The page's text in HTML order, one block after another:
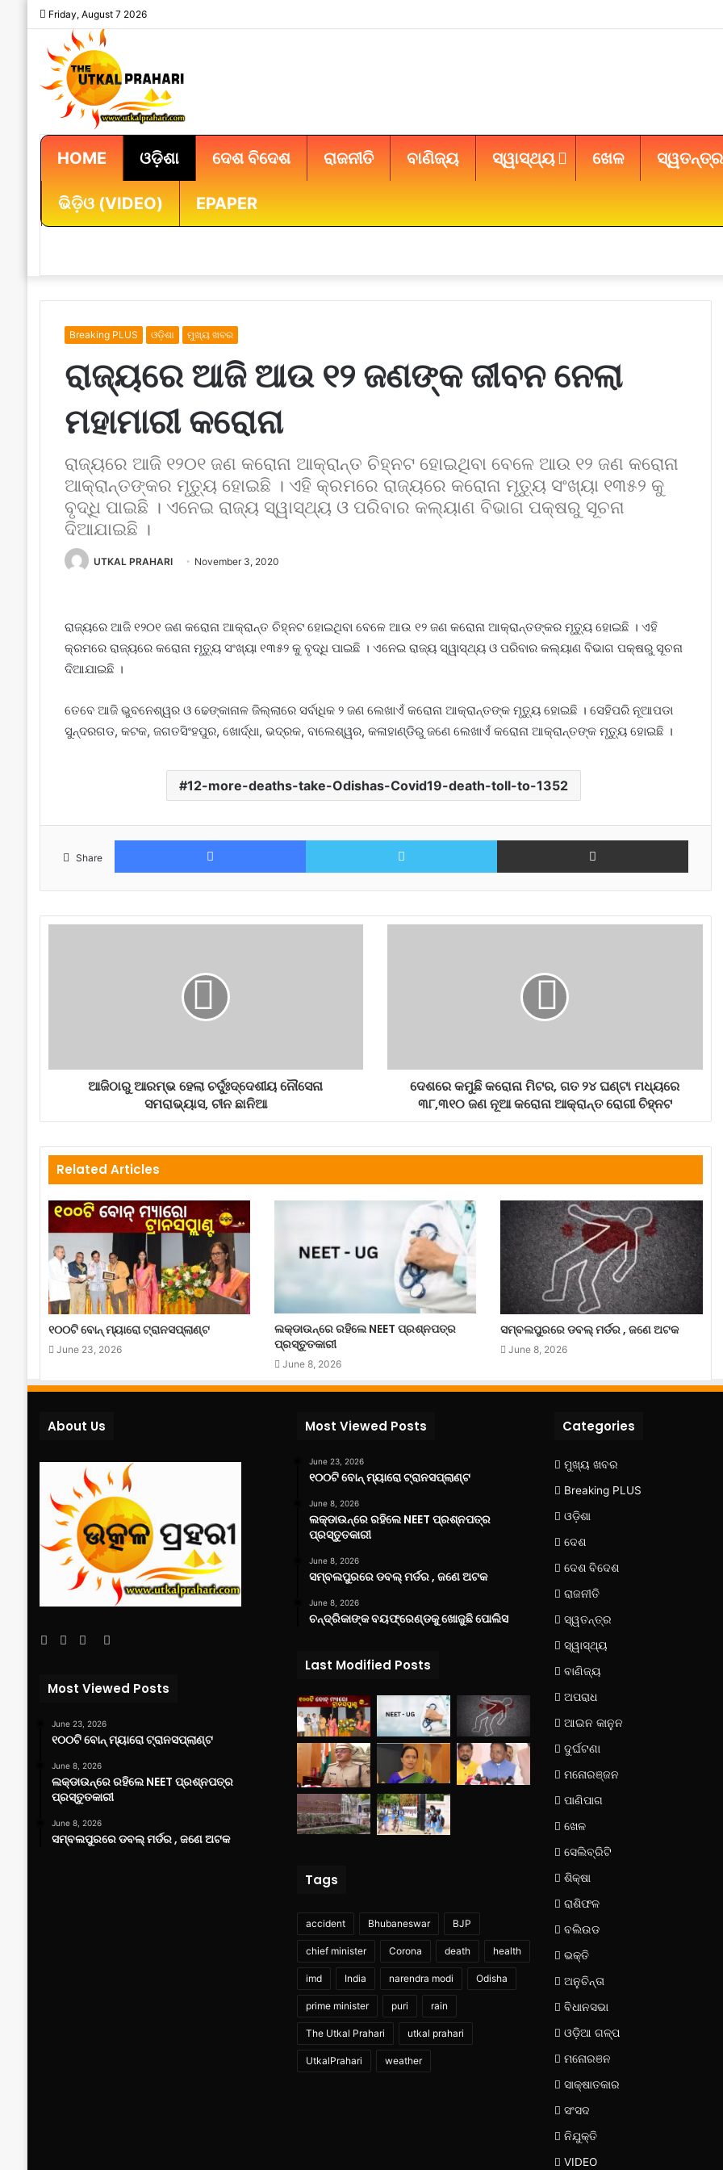
Friday, August 7 2026
HOME ଓଡ଼ିଶା ଦେଶ ବିଦେଶ ରାଜନୀତି ବାଣିଜ୍ୟ ସ୍ୱାସ୍ଥ୍ୟ ଖେଳ ସ୍ୱତନ୍ତ୍ର
ଭିଡ଼ିଓ (VIDEO) EPAPER
Breaking PLUS ଓଡ଼ିଶା ମୁଖ୍ୟ ଖବର
ରାଜ୍ୟରେ ଆଜି ଆଉ ୧୨ ଜଣଙ୍କ ଜୀବନ ନେଲା
ମହାମାରୀ କରୋନା
ରାଜ୍ୟରେ ଆଜି ୧୨୦୧ ଜଣ କରୋନା ଆକ୍ରାନ୍ତ ଚିହ୍ନଟ ହୋଇଥିବା ବେଳେ ଆଉ ୧୨ ଜଣ କରୋନା
ଆକ୍ରାନ୍ତଙ୍କର ମୃତ୍ୟୁ ହୋଇଛି । ଏହି କ୍ରମରେ ରାଜ୍ୟରେ କରୋନା ମୃତ୍ୟୁ ସଂଖ୍ୟା ୧୩୫୨ କୁ
ବୃଦ୍ଧି ପାଇଛି । ଏନେଇ ରାଜ୍ୟ ସ୍ୱାସ୍ଥ୍ୟ ଓ ପରିବାର କଲ୍ୟାଣ ବିଭାଗ ପକ୍ଷରୁ ସୂଚନା
ଦିଆଯାଇଛି ।
UTKAL PRAHARI November 3, 2020
ରାଜ୍ୟରେ ଆଜି ୧୨୦୧ ଜଣ କରୋନା ଆକ୍ରାନ୍ତ ଚିହ୍ନଟ ହୋଇଥିବା ବେଳେ ଆଉ ୧୨ ଜଣ କରୋନା ଆକ୍ରାନ୍ତଙ୍କର ମୃତ୍ୟୁ ହୋଇଛି । ଏହି
କ୍ରମରେ ରାଜ୍ୟରେ କରୋନା ମୃତ୍ୟୁ ସଂଖ୍ୟା ୧୩୫୨ କୁ ବୃଦ୍ଧି ପାଇଛି । ଏନେଇ ରାଜ୍ୟ ସ୍ୱାସ୍ଥ୍ୟ ଓ ପରିବାର କଲ୍ୟାଣ ବିଭାଗ ପକ୍ଷରୁ ସୂଚନା
ଦିଆଯାଇଛି ।
ତେବେ ଆଜି ଭୁବନେଶ୍ୱର ଓ ଢେଙ୍କାନାଳ ଜିଲ୍ଲାରେ ସର୍ବାଧିକ ୨ ଜଣ ଲେଖାଏଁ କରୋନା ଆକ୍ରାନ୍ତଙ୍କ ମୃତ୍ୟୁ ହୋଇଛି । ସେହିପରି ନୂଆପଡା
ସୁନ୍ଦରଗଡ, କଟକ, ଜଗତସିଂହପୁର, ଖୋର୍ଦ୍ଧା, ଭଦ୍ରକ, ବାଲେଶ୍ୱର, କଳାହାଣ୍ଡିରୁ ଜଣେ ଲେଖାଏଁ କରୋନା ଆକ୍ରାନ୍ତଙ୍କ ମୃତ୍ୟୁ ହୋଇଛି ।
12-more-deaths-take-Odishas-Covid19-death-toll-to-1352
Share
Facebook Twitter Share via Email
ଆଜିଠାରୁ ଆରମ୍ଭ ହେଲା ଚର୍ତୁଃଦ୍ଦେଶୀୟ ନୌସେନା
ସମରାଭ୍ୟାସ, ଚୀନ ଛାନିଆ
ଦେଶରେ କମୁଛି କରୋନା ମିଟର, ଗତ ୨୪ ଘଣ୍ଟା ମଧ୍ୟରେ
୩୮,୩୧୦ ଜଣ ନୂଆ କରୋନା ଆକ୍ରାନ୍ତ ରୋଗୀ ଚିହ୍ନଟ
Related Articles
୧୦୦ଟି ବୋନ୍ ମ୍ୟାରୋ ଟ୍ରାନସପ୍ଲାଣ୍ଟ
June 23, 2026
ଲକ୍‌ଡାଉନ୍‌ରେ ରହିଲେ NEET ପ୍ରଶ୍ନପତ୍ର
ପ୍ରସ୍ତୁତକାରୀ
June 8, 2026
ସମ୍ବଲପୁରରେ ଡବଲ୍ ମର୍ଡର , ଜଣେ ଅଟକ
June 8, 2026
About Us
Facebook
TwitterYouTube
Most Viewed Posts
June 23, 2026
୧୦୦ଟି ବୋନ୍ ମ୍ୟାରୋ ଟ୍ରାନସପ୍ଲାଣ୍ଟ
June 8, 2026
ଲକ୍‌ଡାଉନ୍‌ରେ ରହିଲେ NEET ପ୍ରଶ୍ନପତ୍ର
ପ୍ରସ୍ତୁତକାରୀ
June 8, 2026
ସମ୍ବଲପୁରରେ ଡବଲ୍ ମର୍ଡର , ଜଣେ ଅଟକ
Most Viewed Posts
June 23, 2026
୧୦୦ଟି ବୋନ୍ ମ୍ୟାରୋ ଟ୍ରାନସପ୍ଲାଣ୍ଟ
June 8, 2026
ଲକ୍‌ଡାଉନ୍‌ରେ ରହିଲେ NEET ପ୍ରଶ୍ନପତ୍ର
ପ୍ରସ୍ତୁତକାରୀ
June 8, 2026
ସମ୍ବଲପୁରରେ ଡବଲ୍ ମର୍ଡର , ଜଣେ ଅଟକ
June 8, 2026
ଚନ୍ଦ୍ରିକାଙ୍କ ବୟଫ୍ରେଣ୍ଡକୁ ଖୋଜୁଛି ପୋଲିସ
Last Modified Posts
Tags
accident Bhubaneswar BJP
chief minister Corona death health
imd India narendra modi Odisha
prime minister puri rain
The Utkal Prahari utkal prahari
UtkalPrahari weather
Categories
ମୁଖ୍ୟ ଖବର
Breaking PLUS
ଓଡ଼ିଶା
ଦେଶ
ଦେଶ ବିଦେଶ
ରାଜନୀତି
ସ୍ୱତନ୍ତ୍ର
ସ୍ୱାସ୍ଥ୍ୟ
ବାଣିଜ୍ୟ
ଅପରାଧ
ଆଇନ କାନୁନ
ଦୁର୍ଘଟଣା
ମନୋରଞ୍ଜନ
ପାଣିପାଗ
ଖେଳ
ସେଲିବ୍ରିଟି
ଶିକ୍ଷା
ରାଶିଫଳ
ବଲିଉଡ
ଭକ୍ତି
ଅନୁଚିନ୍ତା
ବିଧାନସଭା
ଓଡ଼ିଆ ଗଳ୍ପ
ମନୋରଞନ
ସାକ୍ଷାତକାର
ସଂସଦ
ନିଯୁକ୍ତି
VIDEO